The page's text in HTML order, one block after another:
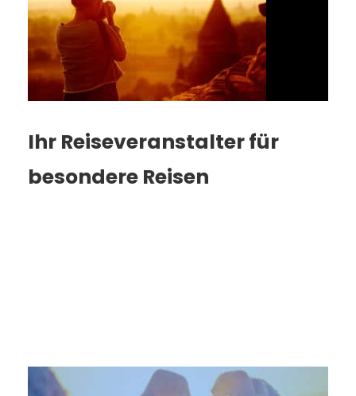
Ihr Reiseveranstalter für
besondere Reisen